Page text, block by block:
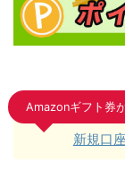
Amazonギフト券
新規口